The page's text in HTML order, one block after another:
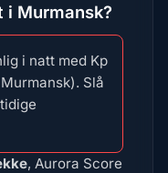
i Murmansk?
i natt med Kp
Slå
, Aurora Score